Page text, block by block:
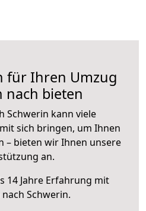
für Ihren Umzug
nach bieten
Schwerin kann viele
sich bringen, um Ihnen
– bieten wir Ihnen unsere
an.
14 Jahre Erfahrung mit
Schwerin.